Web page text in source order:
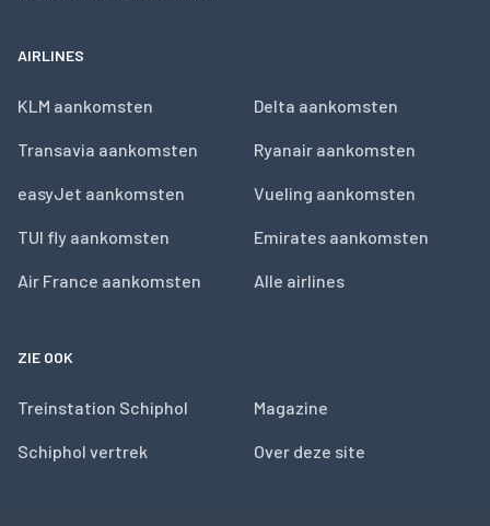
AIRLINES
KLM aankomsten
Transavia aankomsten
easyJet aankomsten
TUI fly aankomsten
Air France aankomsten
Delta aankomsten
Ryanair aankomsten
Vueling aankomsten
Emirates aankomsten
Alle airlines
ZIE OOK
Treinstation Schiphol
Schiphol vertrek
Magazine
Over deze site